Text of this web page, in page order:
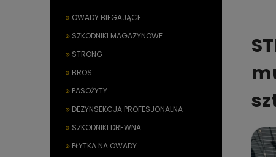
OWADY BIEGAJĄCE
SZKODNIKI MAGAZYNOWE
STRONG
BROS
PASOŻYTY
DEZYNSEKCJA PROFESJONALNA
SZKODNIKI DREWNA
PŁYTKA NA OWADY